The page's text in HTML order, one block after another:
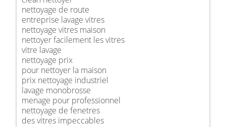
nettoyage de route
entreprise lavage vitres
nettoyage vitres maison
nettoyer facilement les vitres
vitre lavage
nettoyage prix
pour nettoyer la maison
prix nettoyage industriel
lavage monobrosse
menage pour professionnel
nettoyage de fenetres
des vitres impeccables